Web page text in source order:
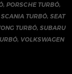
, PORSCHE TURBÓ,
SCANIA TURBÓ,SEAT
TURBÓ, SUBARU
, VOLKSWAGEN